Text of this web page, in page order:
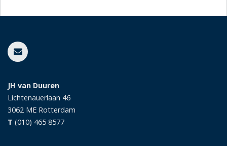
JH van Duuren
Lichtenauerlaan 46
3062 ME Rotterdam
T (010) 465 8577